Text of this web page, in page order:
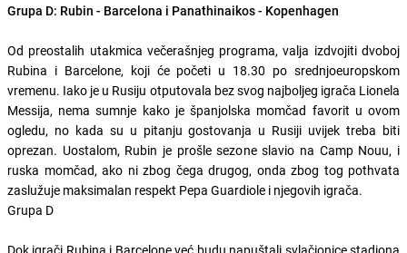
Grupa D: Rubin - Barcelona i Panathinaikos - Kopenhagen
Od preostalih utakmica večerašnjeg programa, valja izdvojiti dvoboj
Rubina i Barcelone, koji će početi u 18.30 po srednjoeuropskom
vremenu. Iako je u Rusiju otputovala bez svog najboljeg igrača Lionela
Messija, nema sumnje kako je španjolska momčad favorit u ovom
ogledu, no kada su u pitanju gostovanja u Rusiji uvijek treba biti
oprezan. Uostalom, Rubin je prošle sezone slavio na Camp Nouu, i
ruska momčad, ako ni zbog čega drugog, onda zbog tog pothvata
zaslužuje maksimalan respekt Pepa Guardiole i njegovih igrača.
Grupa D